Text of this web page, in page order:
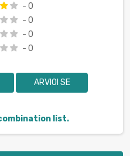
- 0
- 0
- 0
- 0
ARVIOI SE
list.